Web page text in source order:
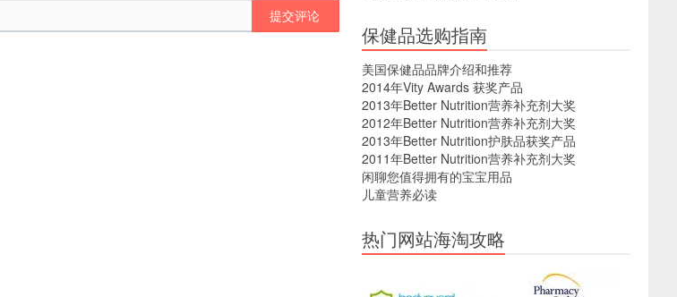
提交评论
保健品选购指南
美国保健品品牌介绍和推荐
2014年Vity Awards 获奖产品
2013年Better Nutrition营养补充剂大奖
2012年Better Nutrition营养补充剂大奖
2013年Better Nutrition护肤品获奖产品
2011年Better Nutrition营养补充剂大奖
闲聊您值得拥有的宝宝用品
儿童营养必读
热门网站海淘攻略